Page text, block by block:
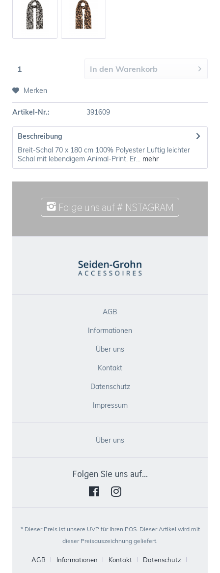
In den Warenkorb
Merken
Artikel-Nr.: 391609
Beschreibung
Breit-Schal 70 x 180 cm 100% Polyester Luftig leichter
Schal mit lebendigem Animal-Print. Er... mehr
Folge uns auf #INSTAGRAM
AGB
Informationen
Über uns
Kontakt
Datenschutz
Impressum
Über uns
Folgen Sie uns auf...
* Dieser Preis ist unsere UVP für Ihren POS. Dieser Artikel wird mit
dieser Preisauszeichnung geliefert.
AGB Informationen Kontakt
Datenschutz